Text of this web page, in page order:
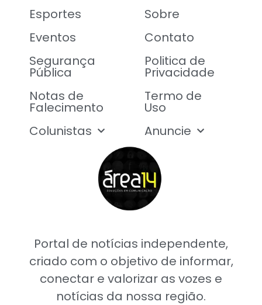
Portal de notícias independente,
criado com o objetivo de informar,
conectar e valorizar as vozes e
notícias da nossa região.
Esportes
Eventos
Segurança
Pública
Notas de
Falecimento
Colunistas
Sobre
Contato
Politica de
Privacidade
Termo de
Uso
Anuncie